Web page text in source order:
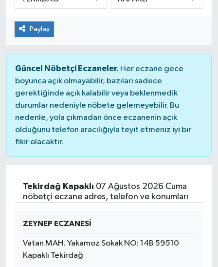
Paylaş
Güncel Nöbetçi Eczaneler. Her eczane gece
boyunca açık olmayabilir, bazıları sadece
gerektiğinde açık kalabilir veya beklenmedik
durumlar nedeniyle nöbete gelemeyebilir. Bu
nedenle, yola çıkmadan önce eczanenin açık
olduğunu telefon aracılığıyla teyit etmeniz iyi bir
fikir olacaktır.
Tekirdağ Kapaklı 07 Ağustos 2026 Cuma
nöbetçi eczane adres, telefon ve konumları
ZEYNEP ECZANESİ
Vatan MAH. Yakamoz Sokak NO: 14B 59510
Kapaklı Tekirdağ